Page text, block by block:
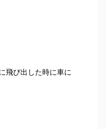
飛び出した時に車に